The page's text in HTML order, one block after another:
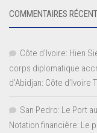
COMMENTAIRES
Côte d'Ivoire: Hien
corps diplomatique
d’Abidjan: Côte
San Pedro: Le Port
Notation financière: Le